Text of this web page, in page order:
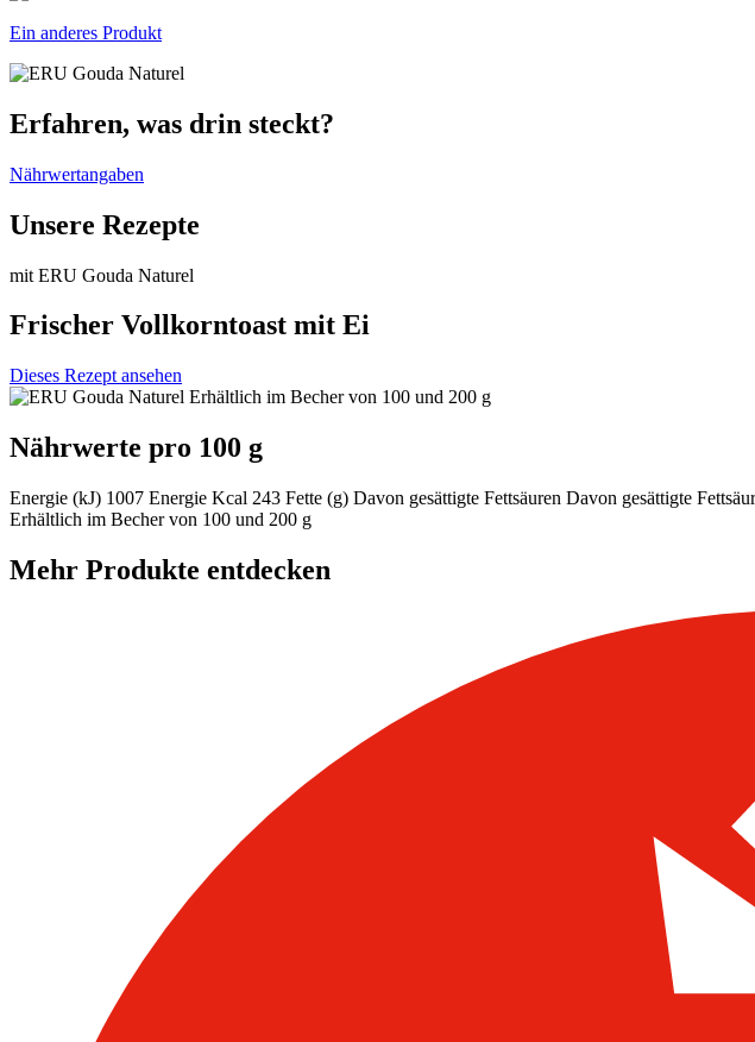
Ein anderes Produkt
Erfahren, was drin steckt?
Nährwertangaben
Unsere Rezepte
mit ERU Gouda Naturel
Frischer Vollkorntoast mit Ei
Dieses Rezept ansehen
Erhältlich im Becher von 100 und 200 g
Nährwerte pro 100 g
Energie (kJ) 1007 Energie Kcal 243 Fette (g) Davon gesättigte Fettsäuren Davon gesättigte
Erhältlich im Becher von 100 und 200 g
Mehr Produkte entdecken